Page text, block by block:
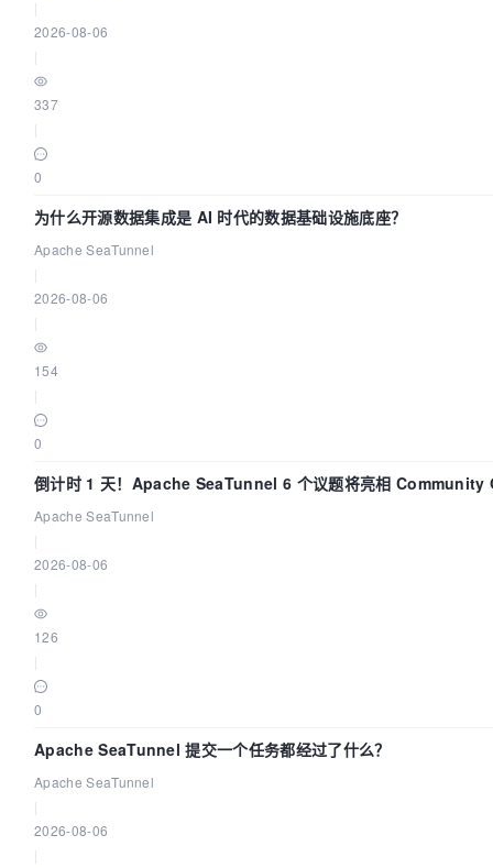
2026-08-06
337
0
为什么开源数据集成是 AI 时代的数据基础设施底座？
Apache SeaTunnel
2026-08-06
154
0
倒计时 1 天！Apache SeaTunnel 6 个议题将亮相
Apache SeaTunnel
2026-08-06
126
0
Apache SeaTunnel 提交一个任务都经过了什么？
Apache SeaTunnel
2026-08-06